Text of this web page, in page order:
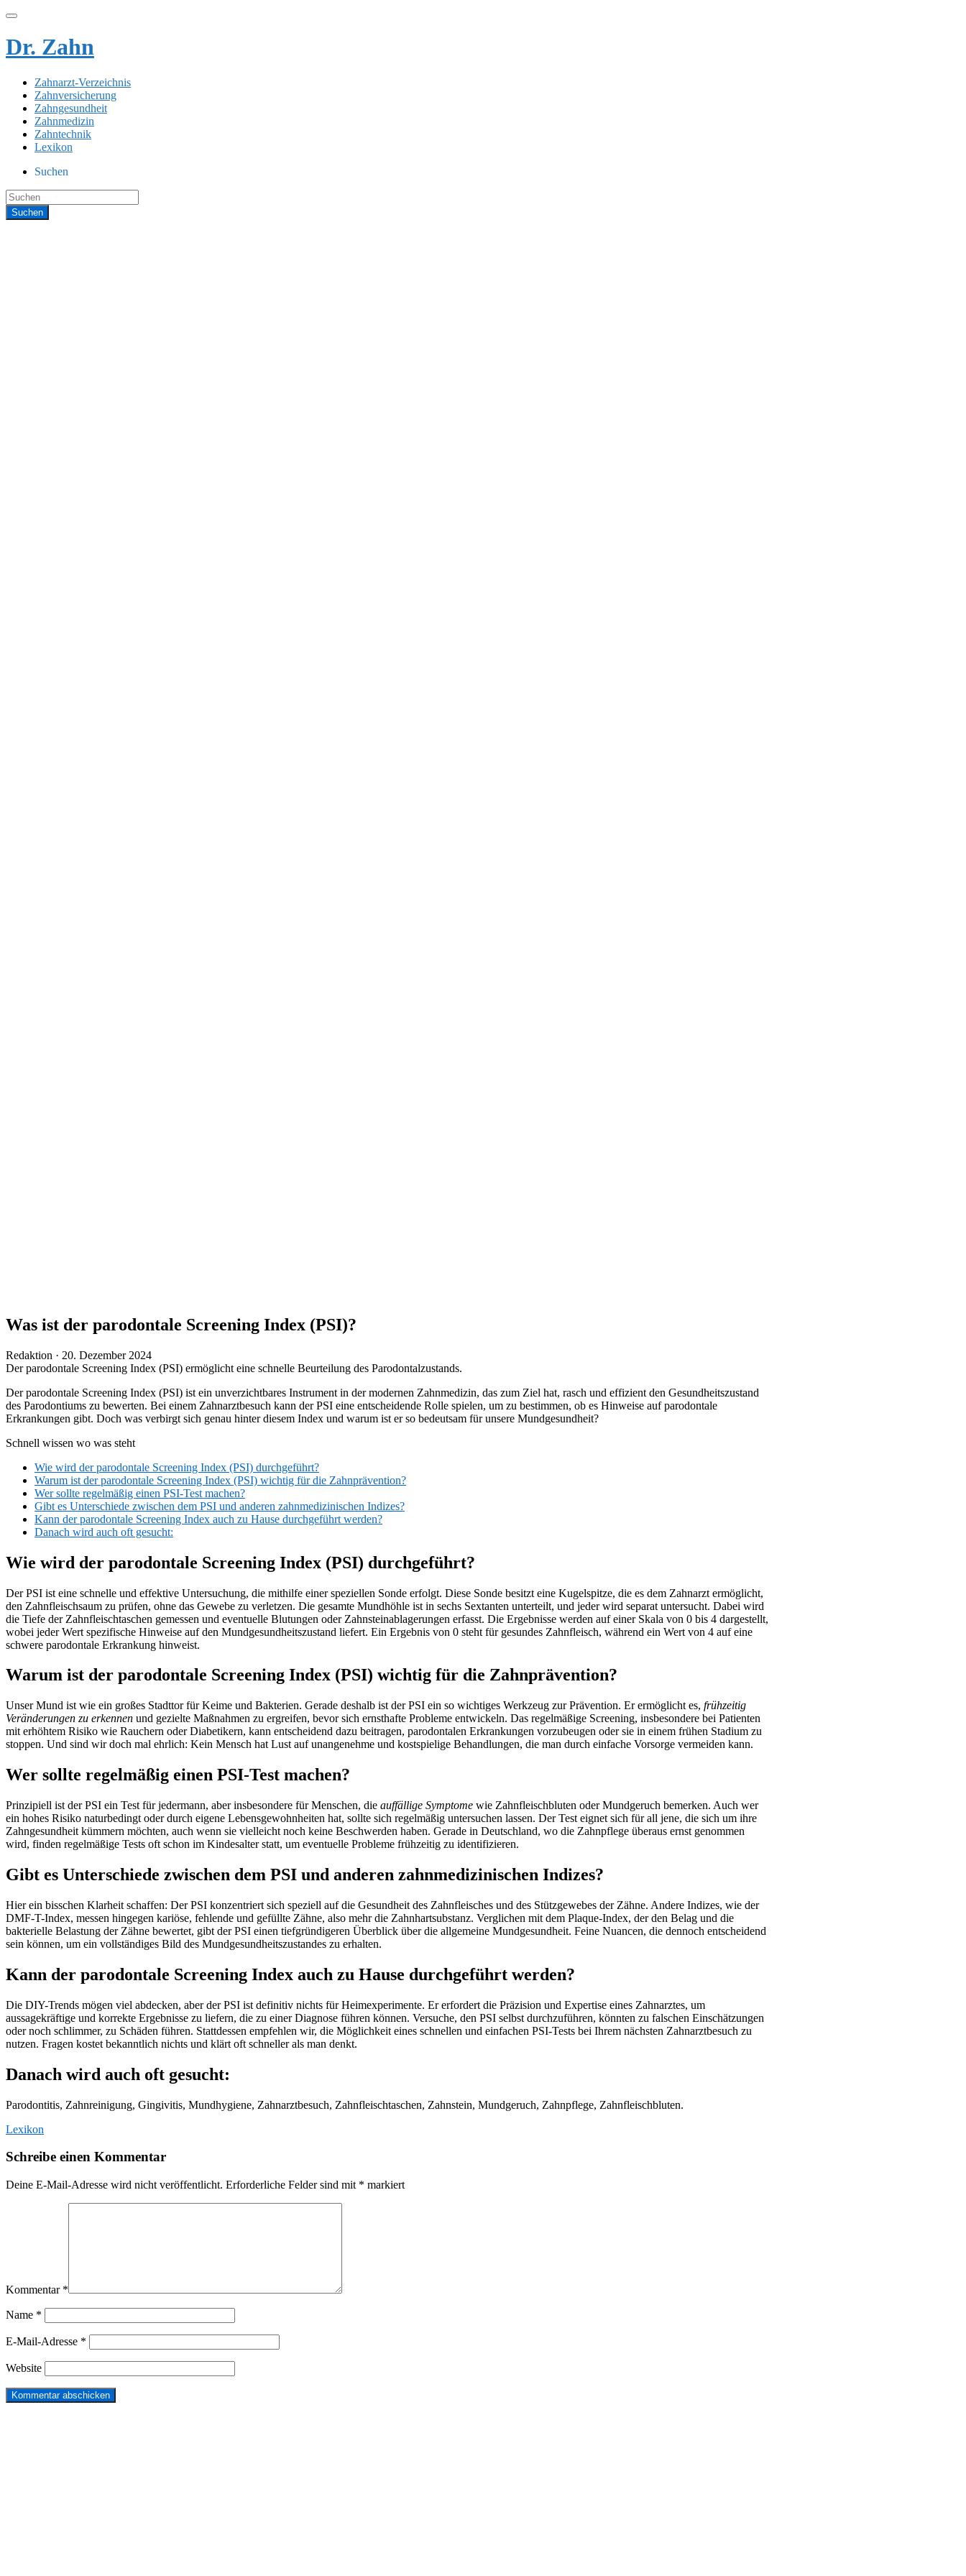
Dr. Zahn
Zahnarzt-Verzeichnis
Zahnversicherung
Zahngesundheit
Zahnmedizin
Zahntechnik
Lexikon
Suchen
Was ist der parodontale Screening Index (PSI)?
Redaktion · Veröffentlicht
am
20. Dezember 2024
Der parodontale Screening Index (PSI) ermöglicht eine schnelle Beurteilung des Parodontalzustands.
Der parodontale Screening Index (PSI) ist ein unverzichtbares Instrument in der modernen Zahnmedizin, das zum Ziel hat, rasch und effizient den Gesundheitszustand
des Parodontiums zu bewerten. Bei einem Zahnarztbesuch kann der PSI eine entscheidende Rolle spielen, um zu bestimmen, ob es Hinweise auf parodontale
Erkrankungen gibt. Doch was verbirgt sich genau hinter diesem Index und warum ist er so bedeutsam für unsere Mundgesundheit?
Schnell wissen wo was steht
Wie wird der parodontale Screening Index (PSI) durchgeführt?
Warum ist der parodontale Screening Index (PSI) wichtig für die Zahnprävention?
Wer sollte regelmäßig einen PSI-Test machen?
Gibt es Unterschiede zwischen dem PSI und anderen zahnmedizinischen Indizes?
Kann der parodontale Screening Index auch zu Hause durchgeführt werden?
Danach wird auch oft gesucht:
Wie wird der parodontale Screening Index (PSI) durchgeführt?
Der PSI ist eine schnelle und effektive Untersuchung, die mithilfe einer speziellen Sonde erfolgt. Diese Sonde besitzt eine Kugelspitze, die es dem Zahnarzt ermöglicht,
den Zahnfleischsaum zu prüfen, ohne das Gewebe zu verletzen. Die gesamte Mundhöhle ist in sechs Sextanten unterteilt, und jeder wird separat untersucht. Dabei wird
die Tiefe der Zahnfleischtaschen gemessen und eventuelle Blutungen oder Zahnsteinablagerungen erfasst. Die Ergebnisse werden auf einer Skala von 0 bis 4 dargestellt,
wobei jeder Wert spezifische Hinweise auf den Mundgesundheitszustand liefert. Ein Ergebnis von 0 steht für gesundes Zahnfleisch, während ein Wert von 4 auf eine
schwere parodontale Erkrankung hinweist.
Warum ist der parodontale Screening Index (PSI) wichtig für die Zahnprävention?
Unser Mund ist wie ein großes Stadttor für Keime und Bakterien. Gerade deshalb ist der PSI ein so wichtiges Werkzeug zur Prävention. Er ermöglicht es, frühzeitig
Veränderungen zu erkennen und gezielte Maßnahmen zu ergreifen, bevor sich ernsthafte Probleme entwickeln. Das regelmäßige Screening, insbesondere bei Patienten
mit erhöhtem Risiko wie Rauchern oder Diabetikern, kann entscheidend dazu beitragen, parodontalen Erkrankungen vorzubeugen oder sie in einem frühen Stadium zu
stoppen. Und sind wir doch mal ehrlich: Kein Mensch hat Lust auf unangenehme und kostspielige Behandlungen, die man durch einfache Vorsorge vermeiden kann.
Wer sollte regelmäßig einen PSI-Test machen?
Prinzipiell ist der PSI ein Test für jedermann, aber insbesondere für Menschen, die auffällige Symptome wie Zahnfleischbluten oder Mundgeruch bemerken. Auch wer
ein hohes Risiko naturbedingt oder durch eigene Lebensgewohnheiten hat, sollte sich regelmäßig untersuchen lassen. Der Test eignet sich für all jene, die sich um ihre
Zahngesundheit kümmern möchten, auch wenn sie vielleicht noch keine Beschwerden haben. Gerade in Deutschland, wo die Zahnpflege überaus ernst genommen
wird, finden regelmäßige Tests oft schon im Kindesalter statt, um eventuelle Probleme frühzeitig zu identifizieren.
Gibt es Unterschiede zwischen dem PSI und anderen zahnmedizinischen Indizes?
Hier ein bisschen Klarheit schaffen: Der PSI konzentriert sich speziell auf die Gesundheit des Zahnfleisches und des Stützgewebes der Zähne. Andere Indizes, wie der
DMF-T-Index, messen hingegen kariöse, fehlende und gefüllte Zähne, also mehr die Zahnhartsubstanz. Verglichen mit dem Plaque-Index, der den Belag und die
bakterielle Belastung der Zähne bewertet, gibt der PSI einen tiefgründigeren Überblick über die allgemeine Mundgesundheit. Feine Nuancen, die dennoch entscheidend
sein können, um ein vollständiges Bild des Mundgesundheitszustandes zu erhalten.
Kann der parodontale Screening Index auch zu Hause durchgeführt werden?
Die DIY-Trends mögen viel abdecken, aber der PSI ist definitiv nichts für Heimexperimente. Er erfordert die Präzision und Expertise eines Zahnarztes, um
aussagekräftige und korrekte Ergebnisse zu liefern, die zu einer Diagnose führen können. Versuche, den PSI selbst durchzuführen, könnten zu falschen Einschätzungen
oder noch schlimmer, zu Schäden führen. Stattdessen empfehlen wir, die Möglichkeit eines schnellen und einfachen PSI-Tests bei Ihrem nächsten Zahnarztbesuch zu
nutzen. Fragen kostet bekanntlich nichts und klärt oft schneller als man denkt.
Danach wird auch oft gesucht:
Parodontitis, Zahnreinigung, Gingivitis, Mundhygiene, Zahnarztbesuch, Zahnfleischtaschen, Zahnstein, Mundgeruch, Zahnpflege, Zahnfleischbluten.
Lexikon
Schreibe einen Kommentar
Deine E-Mail-Adresse wird nicht veröffentlicht. Erforderliche Felder sind mit * markiert
Kommentar *
Name *
E-Mail-Adresse *
Website